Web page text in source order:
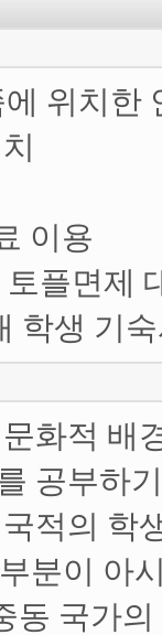
위치한
이용
토플면제
학생 기
화적 배
공부하
적의 학
분이 아
동 국가